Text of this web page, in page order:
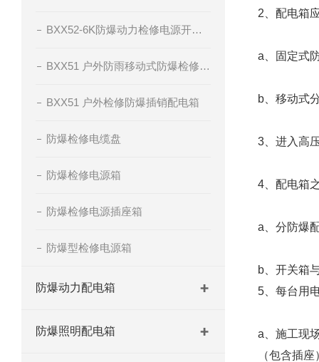
BXX52-6K防爆动力检修电源开关箱
BXX51 户外防雨移动式防爆检修电源插座箱
BXX51 户外检修防爆插销配电箱
防爆检修电缆盘
防爆检修电源箱
防爆检修电源插座箱
防爆型检修电源箱
防爆动力配电箱
防爆照明配电箱
2、配电箱
a、固定式
b、移动式
3、进入高
4、配电箱
a、分防爆
b、开关箱
5、每台用
a、施工现
（包含插座